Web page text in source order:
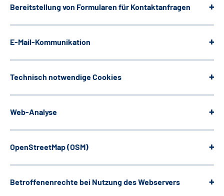
Bereitstellung von Formularen für Kontaktanfragen
E-Mail-Kommunikation
Technisch notwendigeCookies
Web-Analyse
OpenStreetMap(OSM)
Betroffenenrechte bei Nutzung des Webservers